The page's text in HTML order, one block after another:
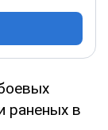
раненых в